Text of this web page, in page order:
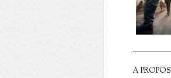
A PROPOS